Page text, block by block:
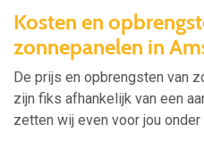
Kosten en
zonnepanelen in
De prijs en opbrengsten van
zijn fiks afhankelijk van een
zetten wij even voor jou onder